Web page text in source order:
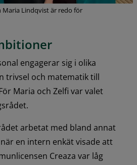
Maria Lindqvist är redo för
engagerar sig i olika
trivsel och matematik till
Maria och Zelfi var valet
arbetat med bland annat
en intern enkät visade att
Creaza var låg